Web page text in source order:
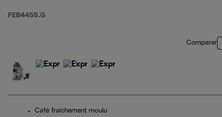
FEB4455.G
Comparer
Café fraîchement moulu